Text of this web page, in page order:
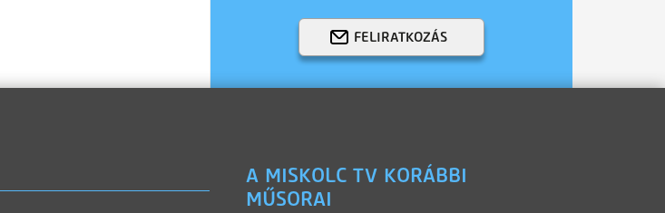
FELIRATKOZÁS
A MISKOLC TV KORÁBBI
MŰSORAI